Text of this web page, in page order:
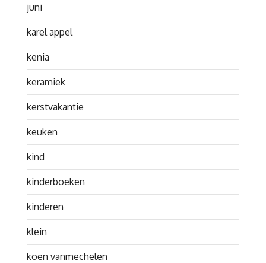
juni
karel appel
kenia
keramiek
kerstvakantie
keuken
kind
kinderboeken
kinderen
klein
koen vanmechelen